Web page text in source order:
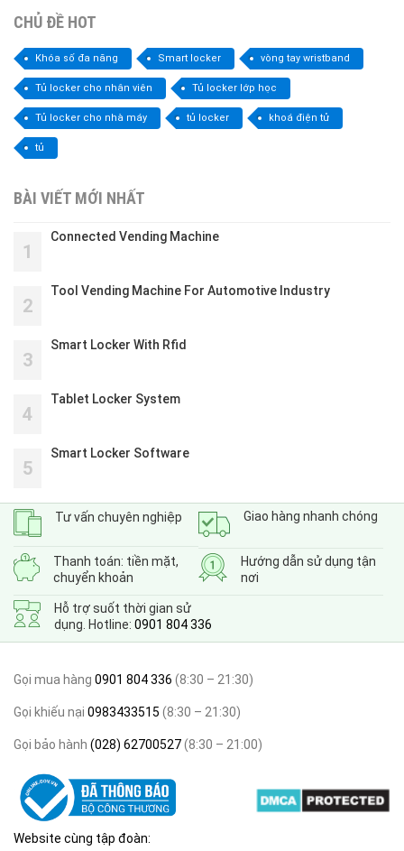
CHỦ ĐỀ HOT
Khóa số đa năng Smart locker vòng tay wristband
Tủ locker cho nhân viên Tủ locker lớp học
Tủ locker cho nhà máy tủ locker khoá điện tử
tủ
BÀI VIẾT MỚI NHẤT
1
Connected Vending Machine
2
Tool Vending Machine For Automotive Industry
3
Smart Locker With Rfid
4
Tablet Locker System
5
Smart Locker Software
Tư vấn chuyên nghiệp Giao hàng nhanh chóng
Thanh toán: tiền mặt,
chuyển khoản
Hướng dẫn sử dụng tận
nơi
Hỗ trợ suốt thời gian sử
dụng. Hotline: 0901 804 336
Gọi mua hàng 0901 804 336 (8:30 – 21:30)
Gọi khiếu nại 0983433515 (8:30 – 21:30)
Gọi bảo hành (028) 62700527(8:30 – 21:00)
Website cùng tập đoàn: